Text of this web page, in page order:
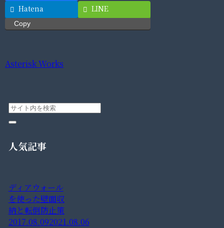
Hatena
LINE
Copy
Asterisk Works
人気記事
ディアウォール
を使った壁面収
納と転倒防止策
2017.08.092021.08.06